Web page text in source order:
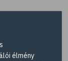
élmény